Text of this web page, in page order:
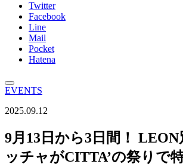
Twitter
Facebook
Line
Mail
Pocket
Hatena
EVENTS
2025.09.12
9月13日から3日間！
ッチャがCITTA’の祭りで